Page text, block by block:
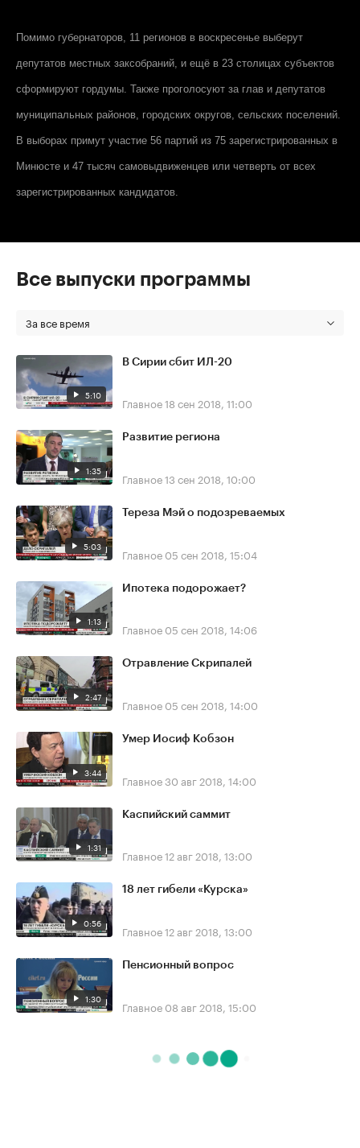
Помимо губернаторов, 11 регионов в воскресенье выберут
депутатов местных заксобраний, и ещё в 23 столицах субъектов
сформируют гордумы. Также проголосуют за глав и депутатов
муниципальных районов, городских округов, сельских поселений.
В выборах примут участие 56 партий из 75 зарегистрированных в
Минюсте и 47 тысяч самовыдвиженцев или четверть от всех
зарегистрированных кандидатов.
Все выпуски программы
За все время
5:10
В Сирии сбит ИЛ-20
Главное18 сен 2018, 11:00
1:35
Развитие региона
Главное13 сен 2018, 10:00
5:03
Тереза Мэй о подозреваемых
Главное 05 сен 2018, 15:04
1:13
Ипотека подорожает?
Главное 05 сен 2018, 14:06
2:47
Отравление Скрипалей
Главное 05 сен 2018, 14:00
3:44
Умер Иосиф Кобзон
Главное30 авг 2018, 14:00
1:31
Каспийский саммит
Главное12 авг 2018, 13:00
0:56
18 лет гибели «Курска»
Главное12 авг 2018, 13:00
1:30
Пенсионный вопрос
Главное 08 авг 2018, 15:00